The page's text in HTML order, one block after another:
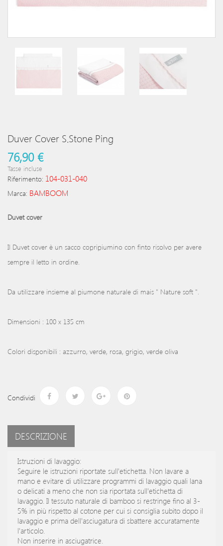
Duver Cover S.Stone Ping
76,90 €
Tasse incluse
Riferimento: 104-031-040
Marca: BAMBOOM
Duvet cover
Il Duvet cover è un sacco copripiumino con finto risolvo per avere
sempre il letto in ordine.
Da utilizzare insieme al piumone naturale di mais " Nature soft ".
Dimensioni : 100 x 135 cm
Colori disponibili : azzurro, verde, rosa, grigio, verde oliva
Condividi
DESCRIZIONE
Istruzioni di lavaggio:
Seguire le istruzioni riportate sull'etichetta. Non lavare a
mano e evitare di utilizzare programmi di lavaggio quali lana
o delicati a meno che non sia riportata sull'etichetta di
lavaggio. Il tessuto naturale di bamboo si restringe fino al 3-
5% in più rispetto al cotone per cui si consiglia subito dopo il
lavaggio e prima dell'asciugatura di sbattere accuratamente
l'articolo.
Non inserire in asciugatrice.